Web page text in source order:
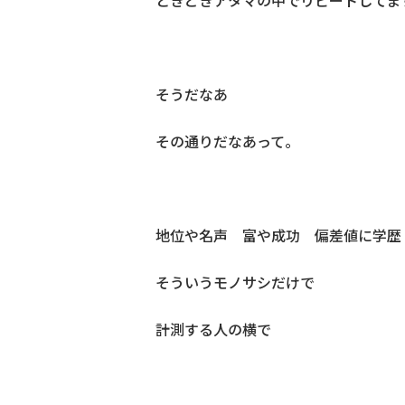
そうだなあ
その通りだなあって。
地位や名声 富や成功 偏差値に学歴
そういうモノサシだけで
計測する人の横で